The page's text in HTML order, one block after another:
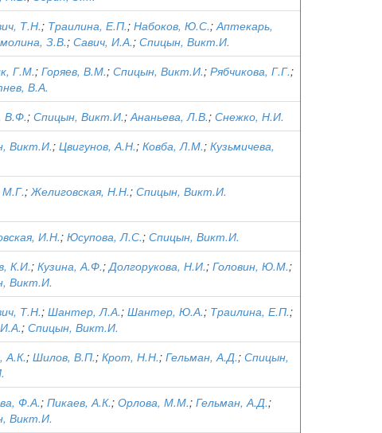
Т.Н.; Траилина, Е.П.; Набоков, Ю.С.;Аптекарь,
З.В.; Савич, И.А.; Спицын, Викт.И.
Г.М.; Горяев, В.М.; Спицын, Викт.И.; Рябчикова, Г.Г.;
В.А.
В.Ф.; Спицын, Викт.И.;Ананьева, Л.В.; Снежко, Н.И.
Викт.И.; Цвигунов, А.Н.; Ковба, Л.М.; Кузьмичева,
;Желиговская, Н.Н.; Спицын, Викт.И.
И.Н.; Юсупова, Л.С.; Спицын, Викт.И.
К.И.; Кузина, А.Ф.;Долгорукова, Н.И.; Головин, Ю.М.;
Викт.И.
Т.Н.; Шантер, Л.А.; Шантер, Ю.А.; Траилина, Е.П.;
; Спицын, Викт.И.
А.К.; Шилов, В.П.; Крот, Н.Н.; Гельман, А.Д.; Спицын,
Ф.А.; Пикаев, А.К.; Орлова, М.М.; Гельман, А.Д.;
Викт.И.